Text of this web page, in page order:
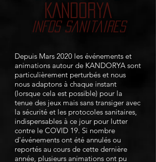
KANDORYA
INFOS Sanitaires
Depuis Mars 2020 les événements et
animations autour de KANDORYA sont
particulièrement perturbés et nous
nous adaptons à chaque instant
(lorsque cela est possible) pour la
tenue des jeux mais sans transiger avec
la sécurité et les protocoles sanitaires,
indispensables à ce jour pour lutter
contre le COVID 19. Si nombre
d'événements ont été annulés ou
reportés au cours de cette dernière
année, plusieurs animations ont pu